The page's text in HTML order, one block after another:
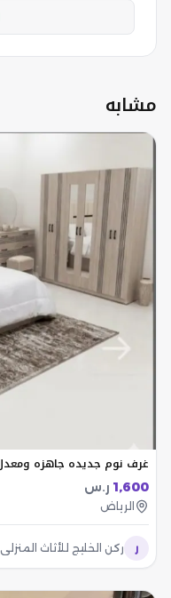
مشابه
غرف نوم جديده جاهزه
1,600 ر.س
الرياض
ر ركن الخليج للأثاث